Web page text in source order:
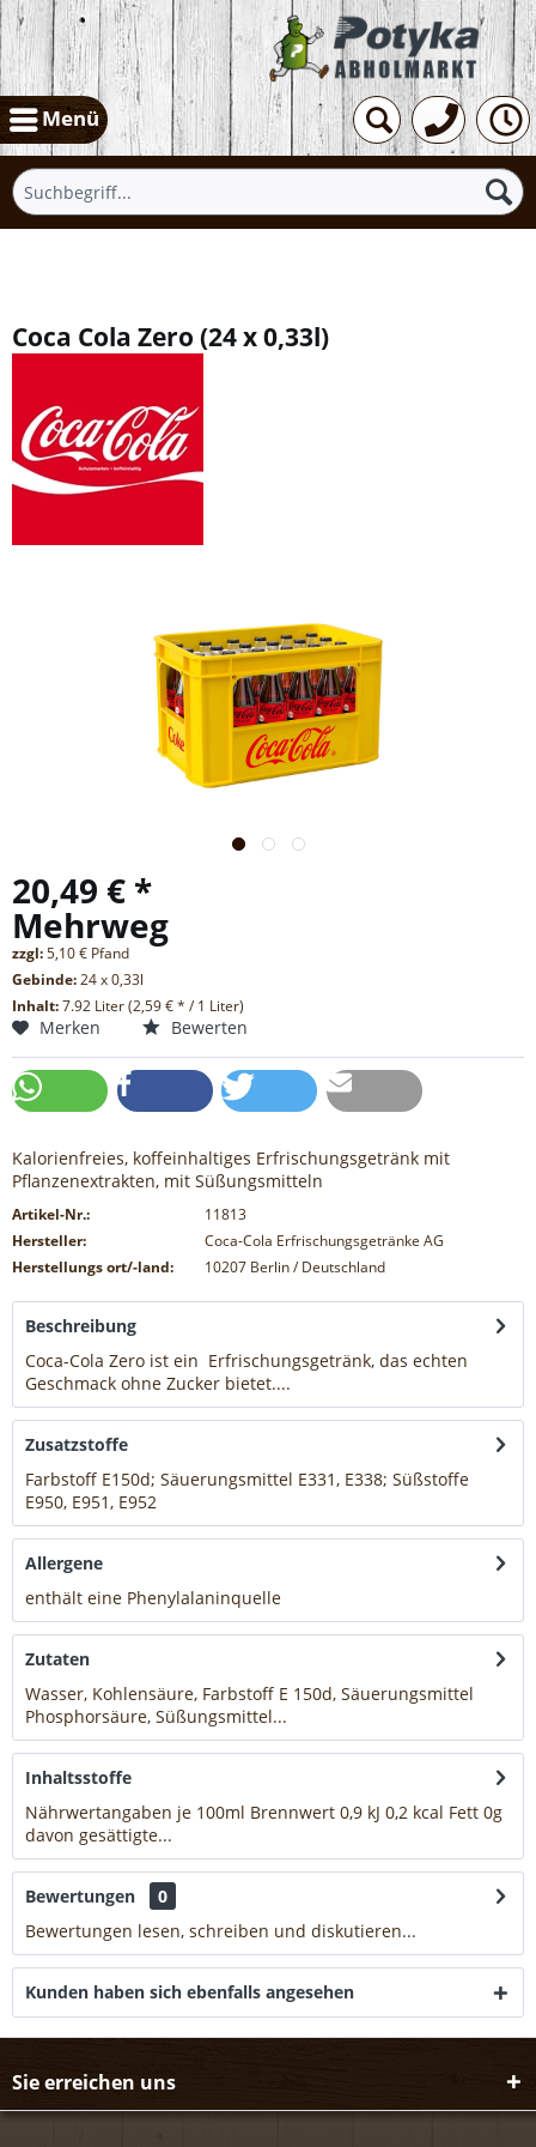
Menü
Coca Cola Zero (24 x 0,33l)
20,49 € *
Mehrweg
zzgl:5,10 € Pfand
Gebinde:24 x 0,33l
Inhalt:7.92 Liter (2,59 € * / 1 Liter)
Merken Bewerten
Kalorienfreies, koffeinhaltiges Erfrischungsgetränk mit
Pflanzenextrakten, mit Süßungsmitteln
Artikel-Nr.:
11813
Hersteller:
Coca-Cola Erfrischungsgetränke AG
Herstellungs ort/-land:
10207 Berlin / Deutschland
Beschreibung
Coca-Cola Zero ist ein Erfrischungsgetränk, das echten
Geschmack ohne Zucker bietet....
Zusatzstoffe
Farbstoff E150d; Säuerungsmittel E331, E338; Süßstoffe
E950, E951, E952
Allergene
enthält eine Phenylalaninquelle
Zutaten
Wasser, Kohlensäure, Farbstoff E 150d, Säuerungsmittel
Phosphorsäure, Süßungsmittel...
Inhaltsstoffe
Nährwertangaben je 100ml Brennwert 0,9 kJ 0,2 kcal Fett 0g
davon gesättigte...
Bewertungen
0
Bewertungen lesen, schreiben und diskutieren...
Kunden haben sich ebenfalls angesehen
Sie erreichen uns